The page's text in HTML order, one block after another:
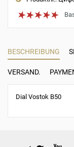
BESCHREIBUNG
VERSAND.
Dial Vostok B50